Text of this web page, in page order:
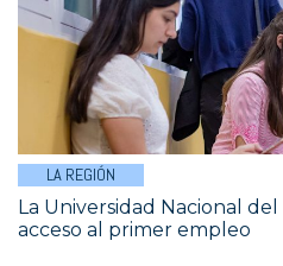
LA REGIÓN
La Universidad Nacional
acceso al primer empleo